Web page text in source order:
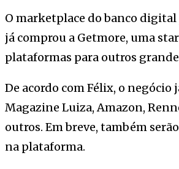
O marketplace do banco
já comprou a Getmore, uma
plataformas para outros
De acordo com Félix, o
Magazine Luiza, Amazon,
outros. Em breve, também
na plataforma.